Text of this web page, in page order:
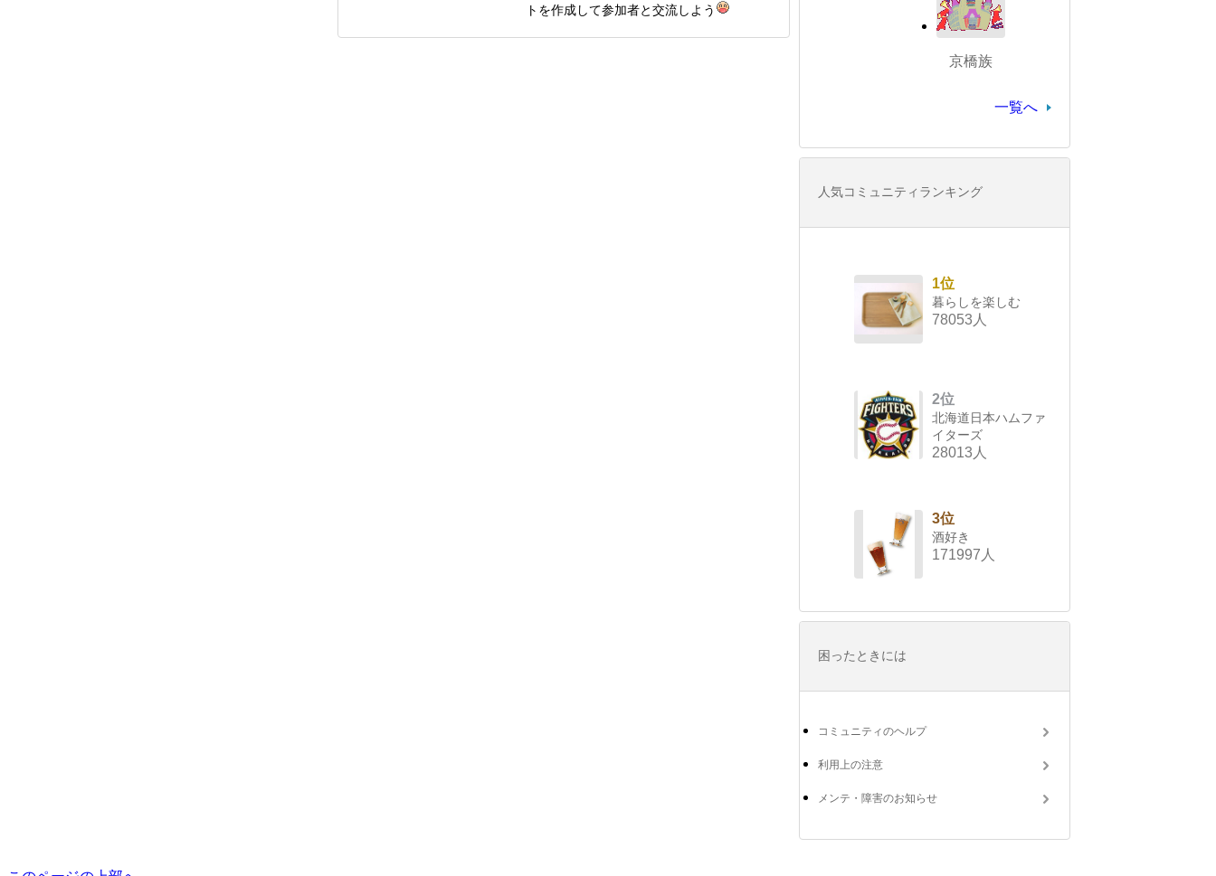
トを作成して参加者と交流しよう
京橋族
一覧へ
人気コミュニティランキング
1位
暮らしを楽しむ
78053人
2位
北海道日本ハムファ
イターズ
28013人
3位
酒好き
171997人
困ったときには
コミュニティのヘルプ
利用上の注意
メンテ・障害のお知らせ